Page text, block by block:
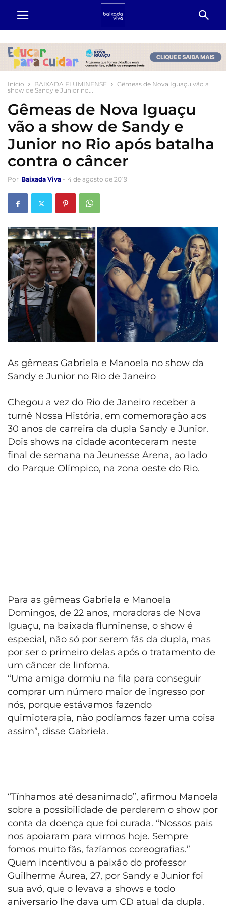
Início BAIXADA FLUMINENSE
Gêmeas de Nova Iguaçu vão a
show de Sandy e Junior no...
Gêmeas de Nova Iguaçu
vão a show de Sandy e
Junior no Rio após batalha
contra o câncer
Por Baixada Viva - 4 de agosto de 2019
As gêmeas Gabriela e Manoela no show da
Sandy e Junior no Rio de Janeiro
Chegou a vez do Rio de Janeiro receber a
turnê Nossa História, em comemoração aos
30 anos de carreira da dupla Sandy e Junior.
Dois shows na cidade aconteceram neste
final de semana na Jeunesse Arena, ao lado
do Parque Olímpico, na zona oeste do Rio.
Para as gêmeas Gabriela e Manoela
Domingos, de 22 anos, moradoras de Nova
Iguaçu, na baixada fluminense, o show é
especial, não só por serem fãs da dupla, mas
por ser o primeiro delas após o tratamento de
um câncer de linfoma.
“Uma amiga dormiu na fila para conseguir
comprar um número maior de ingresso por
nós, porque estávamos fazendo
quimioterapia, não podíamos fazer uma coisa
assim”, disse Gabriela.
“Tínhamos até desanimado”, afirmou Manoela
sobre a possibilidade de perderem o show por
conta da doença que foi curada. “Nossos pais
nos apoiaram para virmos hoje. Sempre
fomos muito fãs, fazíamos coreografias.”
Quem incentivou a paixão do professor
Guilherme Áurea, 27, por Sandy e Junior foi
sua avó, que o levava a shows e todo
aniversario lhe dava um CD atual da dupla.